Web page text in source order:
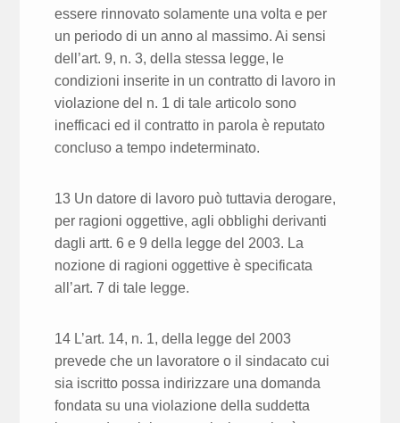
essere rinnovato solamente una volta e per
un periodo di un anno al massimo. Ai sensi
dell’art. 9, n. 3, della stessa legge, le
condizioni inserite in un contratto di lavoro in
violazione del n. 1 di tale articolo sono
inefficaci ed il contratto in parola è reputato
concluso a tempo indeterminato.
13 Un datore di lavoro può tuttavia derogare,
per ragioni oggettive, agli obblighi derivanti
dagli artt. 6 e 9 della legge del 2003. La
nozione di ragioni oggettive è specificata
all’art. 7 di tale legge.
14 L’art. 14, n. 1, della legge del 2003
prevede che un lavoratore o il sindacato cui
sia iscritto possa indirizzare una domanda
fondata su una violazione della suddetta